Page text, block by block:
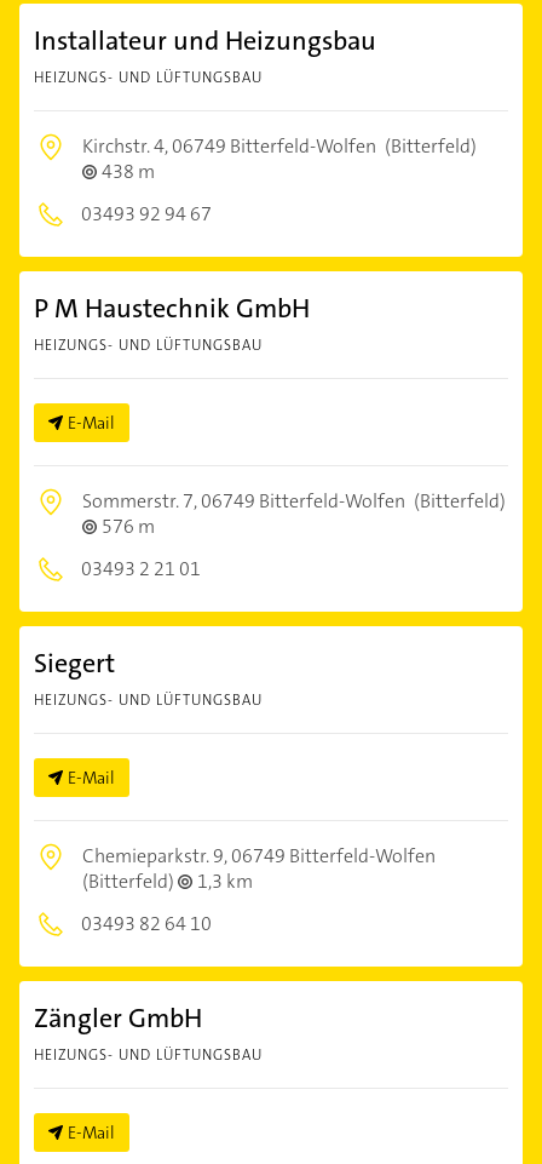
Installateur und Heizungsbau
HEIZUNGS- UND LÜFTUNGSBAU
Kirchstr. 4,06749 Bitterfeld-Wolfen (Bitterfeld)
438 m
03493 92 94 67
P M Haustechnik GmbH
HEIZUNGS- UND LÜFTUNGSBAU
E-Mail
Sommerstr. 7,06749 Bitterfeld-Wolfen (Bitterfeld)
576 m
03493 2 21 01
Siegert
HEIZUNGS- UND LÜFTUNGSBAU
E-Mail
Chemieparkstr. 9,06749 Bitterfeld-Wolfen
(Bitterfeld)
1,3 km
03493 82 64 10
Zängler GmbH
HEIZUNGS- UND LÜFTUNGSBAU
E-Mail